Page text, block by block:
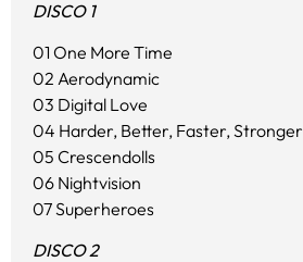
DISCO 1
01 One More Time
02 Aerodynamic
03 Digital Love
04 Harder, Better, Faster, Stronger
05 Crescendolls
06 Nightvision
07 Superheroes
DISCO 2